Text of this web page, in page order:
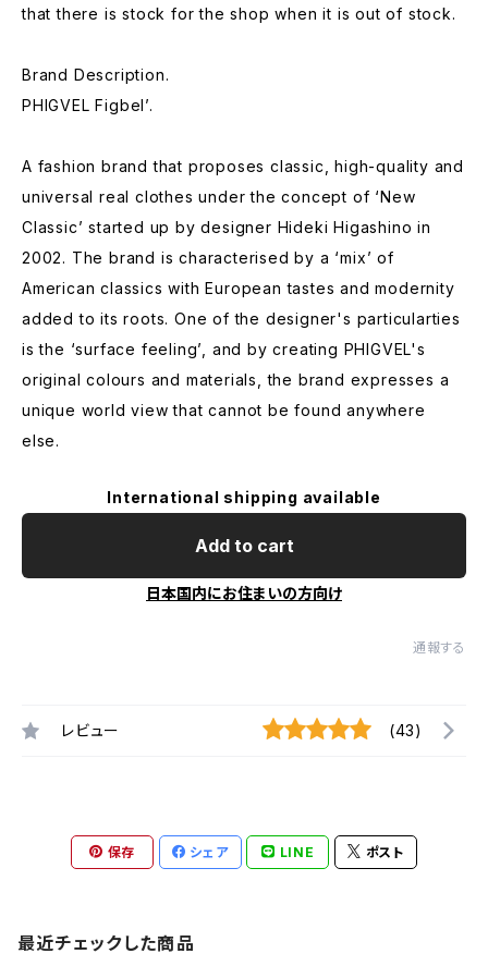
that there is stock for the shop when it is out of stock.
Brand Description.
PHIGVEL Figbel’.
A fashion brand that proposes classic, high-quality and
universal real clothes under the concept of ‘New
Classic’ started up by designer Hideki Higashino in
2002. The brand is characterised by a ‘mix’ of
American classics with European tastes and modernity
added to its roots. One of the designer's particularties
is the ‘surface feeling’, and by creating PHIGVEL's
original colours and materials, the brand expresses a
unique world view that cannot be found anywhere
else.
International shipping available
Add to cart
日本国内にお住まいの方向け
通報する
レビュー (43)
保存 シェア LINE ポスト
最近チェックした商品